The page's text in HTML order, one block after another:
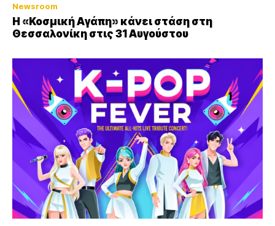
Newsroom
Η «Κοσμική Αγάπη» κάνει στάση στη
Θεσσαλονίκη στις 31 Αυγούστου